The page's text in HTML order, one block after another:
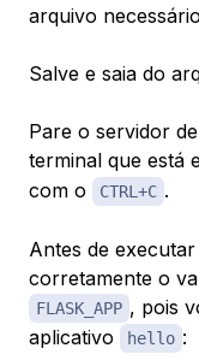
arquivo
Salve e saia do
Pare o servidor
terminal que está
com o CTRL+C .
Antes de
corretamente o
FLASK_APP , pois
aplicativo
hello :